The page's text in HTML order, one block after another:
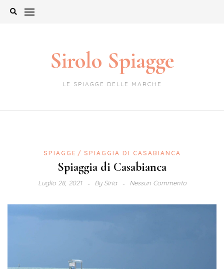
Skip
Sirolo Spiagge
LE SPIAGGE DELLE MARCHE
SPIAGGE SPIAGGIA DI CASABIANCA
Spiaggia di Casabianca
Luglio 28, 2021 BySiria Nessun Commento